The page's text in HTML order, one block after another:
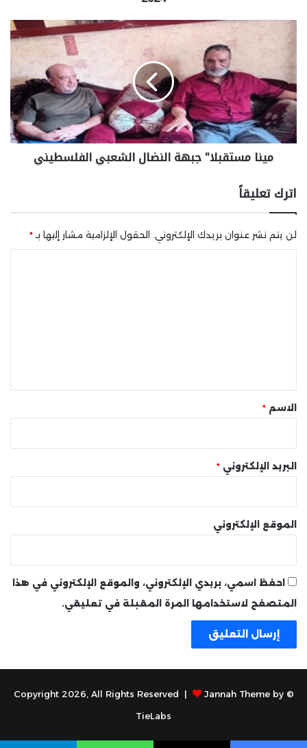
مينا مستقبلا" جبهة النضال الشعبي الفلسطيني
اترك تعليقاً
لن يتم نشر عنوان بريدك الإلكتروني. الحقول الإلزامية مشار إليها بـ*
* الاسم *
البريد الإلكتروني *
الموقع الإلكتروني
احفظ اسمي، بريدي الإلكتروني، والموقع الإلكتروني في هذا
المتصفح لاستخدامها المرة المقبلة في تعليقي.
© Copyright 2026, All Rights Reserved |
Jannah Theme by
TieLabs